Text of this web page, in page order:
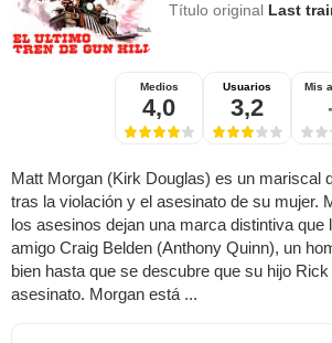
Título original Last
Medios
4,0
Usuarios
3,2
Mis
Matt Morgan (Kirk Douglas) es un mariscal
tras la violación y el asesinato de su mujer.
los asesinos dejan una marca distintiva que
amigo Craig Belden (Anthony Quinn), un
bien hasta que se descubre que su hijo
asesinato. Morgan está ...